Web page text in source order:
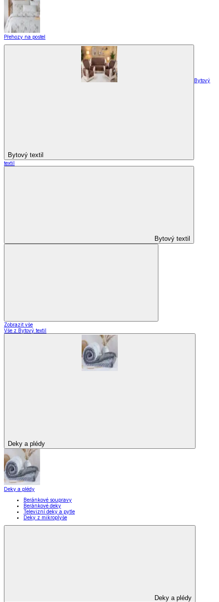
Přehozy na postel
Bytový textil
Bytový
textil
Bytový textil
Zobrazit vše
Vše z Bytový textil
Deky a plédy
Deky a plédy
Beránkové soupravy
Beránkové deky
Televizní deky a pytle
Deky z mikroplyše
Deky a plédy